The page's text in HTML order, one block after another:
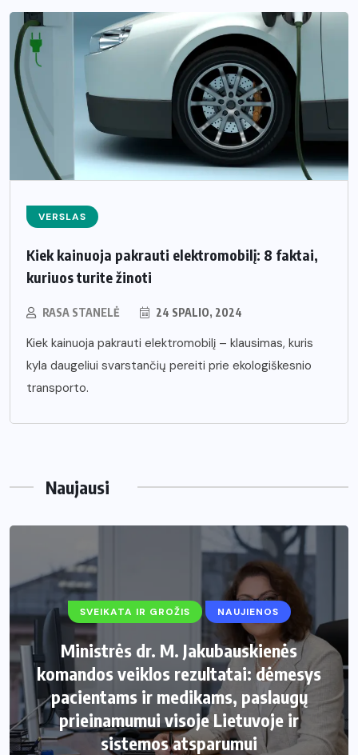
VERSLAS
Kiek kainuoja pakrauti elektromobilį: 8 faktai,
kuriuos turite žinoti
RASA STANELĖ 24 SPALIO, 2024
Kiek kainuoja pakrauti elektromobilį – klausimas, kuris
kyla daugeliui svarstančių pereiti prie ekologiškesnio
transporto.
Naujausi
SVEIKATA IR GROŽIS NAUJIENOS
Ministrės dr. M. Jakubauskienės
komandos veiklos rezultatai: dėmesys
pacientams ir medikams, paslaugų
prieinamumui visoje Lietuvoje ir
sistemos atsparumui